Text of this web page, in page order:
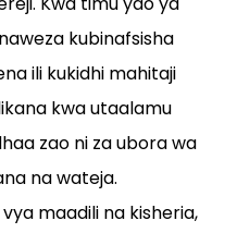
kubinafsisha
ili kukidhi mahitaji
kwa utaalamu
zao ni za ubora wa
na wateja.
maadili na kisheria,